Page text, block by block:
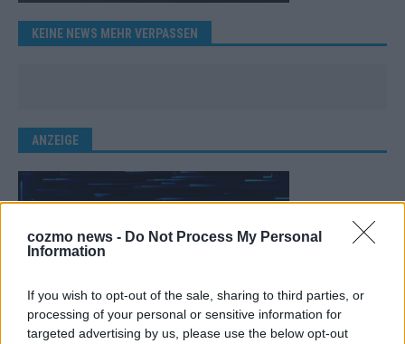
cozmo news - Do Not Process My Personal
Information
If you wish to opt-out of the sale, sharing to third parties, or
processing of your personal or sensitive information for
targeted advertising by us, please use the below opt-out
KEINE NEWS MEHR VERPASSEN
ANZEIGE